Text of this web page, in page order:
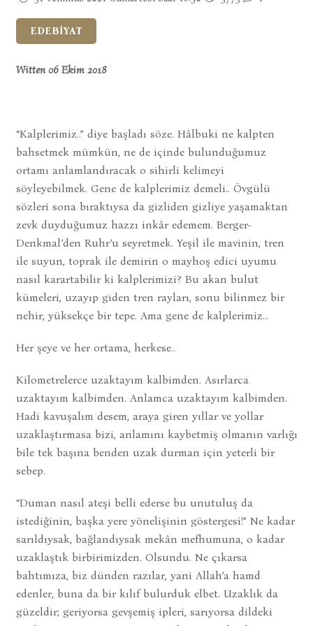
EDEBİYAT
Witten 06 Ekim 2018
“Kalplerimiz..” diye başladı söze. Hâlbuki ne kalpten
bahsetmek mümkün, ne de içinde bulunduğumuz
ortamı anlamlandıracak o sihirli kelimeyi
söyleyebilmek. Gene de kalplerimiz demeli.. Övgülü
sözleri sona bıraktıysa da gizliden gizliye yaşamaktan
zevk duyduğumuz hazzı inkâr edemem. Berger-
Denkmal’den Ruhr’u seyretmek. Yeşil ile mavinin, tren
ile suyun, toprak ile demirin o mayhoş edici uyumu
nasıl karartabilir ki kalplerimizi? Bu akan bulut
kümeleri, uzayıp giden tren rayları, sonu bilinmez bir
nehir, yüksekçe bir tepe. Ama gene de kalplerimiz...
Her şeye ve her ortama, herkese..
Kilometrelerce uzaktayım kalbimden. Asırlarca
uzaktayım kalbimden. Anlamca uzaktayım kalbimden.
Hadi kavuşalım desem, araya giren yıllar ve yollar
uzaklaştırmasa bizi, anlamını kaybetmiş olmanın varlığı
bile tek başına benden uzak durman için yeterli bir
sebep.
“Duman nasıl ateşi belli ederse bu unutuluş da
istediğinin, başka yere yönelişinin göstergesi!” Ne kadar
sarıldıysak, bağlandıysak mekân mefhumuna, o kadar
uzaklaştık birbirimizden. Olsundu. Ne çıkarsa
bahtımıza, biz dünden razılar, yani Allah’a hamd
edenler, buna da bir kılıf bulurduk elbet. Uzaklık da
güzeldir; geriyorsa gevşemiş ipleri, sarıyorsa dildeki